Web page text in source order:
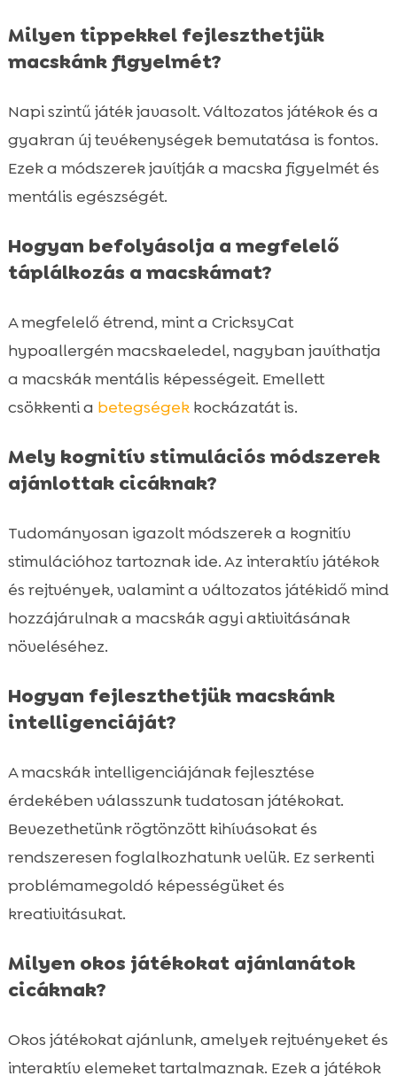
Milyen tippekkel fejleszthetjük
macskánk figyelmét?
Napi szintű játék javasolt. Változatos játékok és a
gyakran új tevékenységek bemutatása is fontos.
Ezek a módszerek javítják a macska figyelmét és
mentális egészségét.
Hogyan befolyásolja a megfelelő
táplálkozás a macskámat?
A megfelelő étrend, mint a CricksyCat
hypoallergén macskaeledel, nagyban javíthatja
a macskák mentális képességeit. Emellett
csökkenti a betegségekkockázatát is.
Mely kognitív stimulációs módszerek
ajánlottak cicáknak?
Tudományosan igazolt módszerek a kognitív
stimulációhoz tartoznak ide. Az interaktív játékok
és rejtvények, valamint a változatos játékidő mind
hozzájárulnak a macskák agyi aktivitásának
növeléséhez.
Hogyan fejleszthetjük macskánk
intelligenciáját?
A macskák intelligenciájának fejlesztése
érdekében válasszunk tudatosan játékokat.
Bevezethetünk rögtönzött kihívásokat és
rendszeresen foglalkozhatunk velük. Ez serkenti
problémamegoldó képességüket és
kreativitásukat.
Milyen okos játékokat ajánlanátok
cicáknak?
Okos játékokat ajánlunk, amelyek rejtvényeket és
interaktív elemeket tartalmaznak. Ezek a játékok